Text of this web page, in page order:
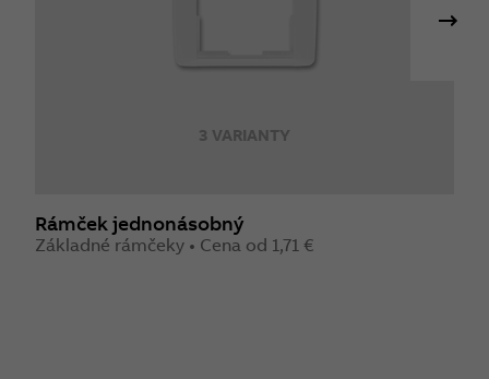
3 VARIANTY
Rámček jednonásobný
Základné rámčeky • Cena od 1,71 €